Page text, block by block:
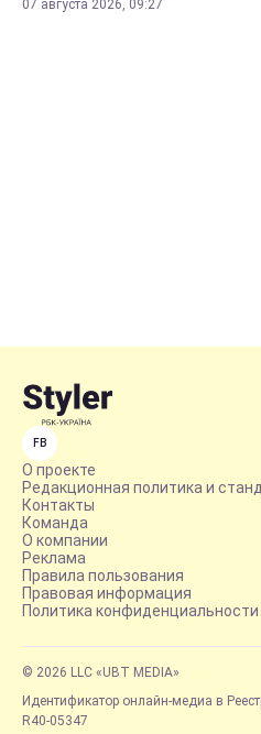
07 августа 2026, 09:27
FB
О проекте
Редакционная политика и
Контакты
Команда
О компании
Реклама
Правила пользования
Правовая информация
Политика конфиденциальности
© 2026 LLC «UBT MEDIA»
Идентификатор онлайн-медиа в
R40-05347